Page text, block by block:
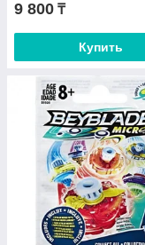
9 800 ₸
Купить